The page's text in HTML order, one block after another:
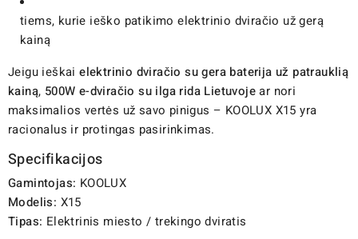
tiems, kurie ieško patikimo elektrinio dviračio už gerą
kainą
Jeigu ieškaielektrinio dviračio su gera baterija už patrauklią
kainą, 500W e-dviračio su ilga rida Lietuvojear nori
maksimalios vertės už savo pinigus – KOOLUX X15 yra
racionalus ir protingas pasirinkimas.
Specifikacijos
Gamintojas: KOOLUX
Modelis: X15
Tipas: Elektrinis miesto / trekingo dviratis